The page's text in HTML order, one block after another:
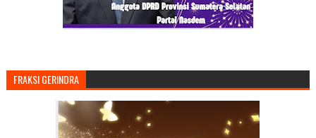
FRAKSI GERINDRA